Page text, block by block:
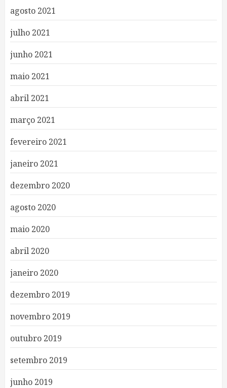
agosto 2021
julho 2021
junho 2021
maio 2021
abril 2021
março 2021
fevereiro 2021
janeiro 2021
dezembro 2020
agosto 2020
maio 2020
abril 2020
janeiro 2020
dezembro 2019
novembro 2019
outubro 2019
setembro 2019
junho 2019